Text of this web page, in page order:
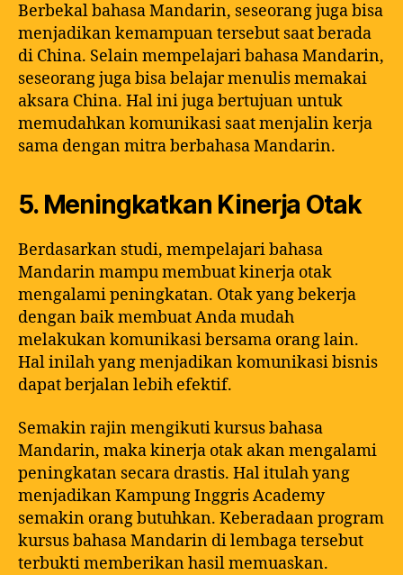
Berbekal bahasa Mandarin, seseorang juga bisa
menjadikan kemampuan tersebut saat berada
di China. Selain mempelajari bahasa Mandarin,
seseorang juga bisa belajar menulis memakai
aksara China. Hal ini juga bertujuan untuk
memudahkan komunikasi saat menjalin kerja
sama dengan mitra berbahasa Mandarin.
5. Meningkatkan Kinerja Otak
Berdasarkan studi, mempelajari bahasa
Mandarin mampu membuat kinerja otak
mengalami peningkatan. Otak yang bekerja
dengan baik membuat Anda mudah
melakukan komunikasi bersama orang lain.
Hal inilah yang menjadikan komunikasi bisnis
dapat berjalan lebih efektif.
Semakin rajin mengikuti kursus bahasa
Mandarin, maka kinerja otak akan mengalami
peningkatan secara drastis. Hal itulah yang
menjadikan Kampung Inggris Academy
semakin orang butuhkan. Keberadaan program
kursus bahasa Mandarin di lembaga tersebut
terbukti memberikan hasil memuaskan.